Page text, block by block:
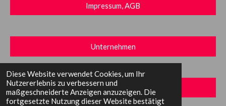
Diese Website verwendet Cookies, um Ihr
Nutzererlebnis zu verbessern und
maßgeschneiderte Anzeigen anzuzeigen. Die
fortgesetzte Nutzung dieser Website bestätigt
Impressum, AGB
Unternehmen
Kontakt